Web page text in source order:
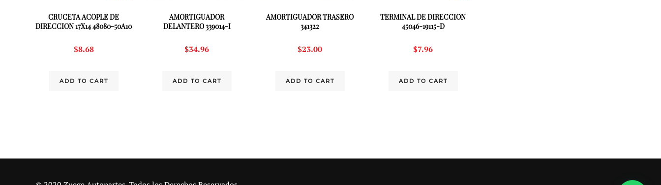
CRUCETA ACOPLE DE
DIRECCION 17X14 48080-50A10
$8.68
ADD TO CART
AMORTIGUADOR
DELANTERO 339014-I
$34.96
ADD TO CART
AMORTIGUADOR TRASERO
341322
$23.00
ADD TO CART
TERMINAL DE DIRECCION
45046-19115-D
$7.96
ADD TO CART